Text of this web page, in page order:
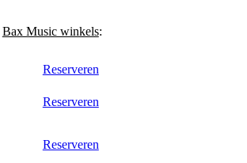
Bax Music winkels:
Reserveren
Reserveren
Reserveren